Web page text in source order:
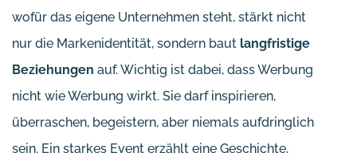
wofür das eigene Unternehmen steht, stärkt nicht
nur die Markenidentität, sondern baut langfristige
Beziehungen auf. Wichtig ist dabei, dass Werbung
nicht wie Werbung wirkt. Sie darf inspirieren,
überraschen, begeistern, aber niemals aufdringlich
sein. Ein starkes Event erzählt eine Geschichte,